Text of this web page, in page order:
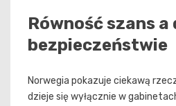
Równość szans a
bezpieczeństwie
Norwegia pokazuje ciekawą
dzieje się wyłącznie w